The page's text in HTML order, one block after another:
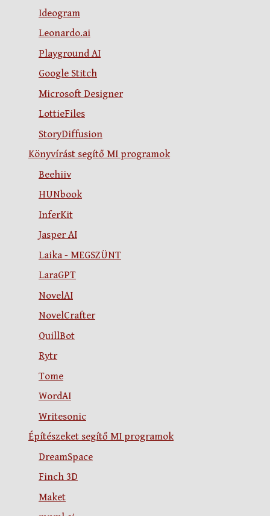
Ideogram
Leonardo.ai
Playground AI
Google Stitch
Microsoft Designer
LottieFiles
StoryDiffusion
Könyvírást segítő MI programok
Beehiiv
HUNbook
InferKit
Jasper AI
Laika - MEGSZÜNT
LaraGPT
NovelAI
NovelCrafter
QuillBot
Rytr
Tome
WordAI
Writesonic
Építészeket segítő MI programok
DreamSpace
Finch 3D
Maket